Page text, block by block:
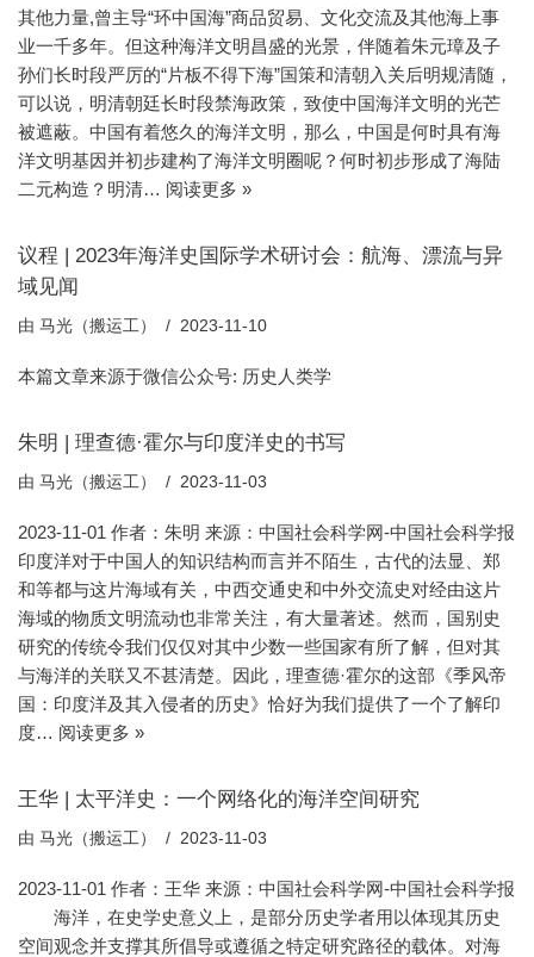
其他力量,曾主导“环中国海”商品贸易、文化交流及其他海上事
业一千多年。但这种海洋文明昌盛的光景，伴随着朱元璋及子
孙们长时段严厉的“片板不得下海”国策和清朝入关后明规清随，
可以说，明清朝廷长时段禁海政策，致使中国海洋文明的光芒
被遮蔽。中国有着悠久的海洋文明，那么，中国是何时具有海
洋文明基因并初步建构了海洋文明圈呢？何时初步形成了海陆
二元构造？明清… 阅读更多 »
议程 | 2023年海洋史国际学术研讨会：航海、漂流与异
域见闻
由 马光（搬运工） 2023-11-10
本篇文章来源于微信公众号: 历史人类学
朱明 | 理查德·霍尔与印度洋史的书写
由 马光（搬运工） 2023-11-03
2023-11-01 作者：朱明 来源：中国社会科学网-中国社会科学报
印度洋对于中国人的知识结构而言并不陌生，古代的法显、郑
和等都与这片海域有关，中西交通史和中外交流史对经由这片
海域的物质文明流动也非常关注，有大量著述。然而，国别史
研究的传统令我们仅仅对其中少数一些国家有所了解，但对其
与海洋的关联又不甚清楚。因此，理查德·霍尔的这部《季风帝
国：印度洋及其入侵者的历史》恰好为我们提供了一个了解印
度… 阅读更多 »
王华 | 太平洋史：一个网络化的海洋空间研究
由 马光（搬运工） 2023-11-03
2023-11-01 作者：王华 来源：中国社会科学网-中国社会科学报
海洋，在史学史意义上，是部分历史学者用以体现其历史
空间观念并支撑其所倡导或遵循之特定研究路径的载体。对海